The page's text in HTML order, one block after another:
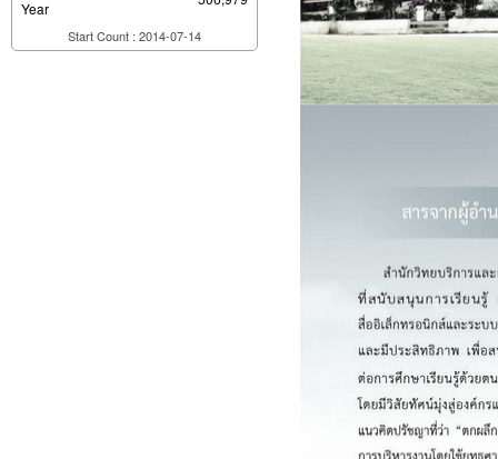
Year
Start Count : 2014-07-14